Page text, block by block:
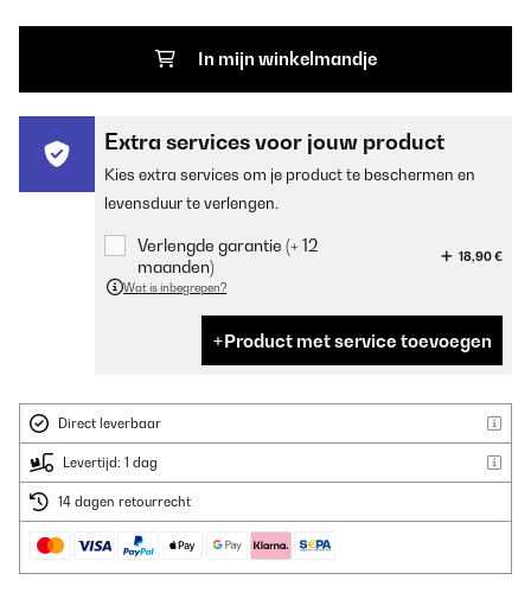
In mijn winkelmandje
Extra services voor jouw product
Kies extra services om je product te beschermen en
levensduur te verlengen.
Verlengde garantie (+ 12
maanden)
18,90 €
Wat is inbegrepen?
Product met service toevoegen
Direct leverbaar
Levertijd: 1 dag
14 dagen retourrecht